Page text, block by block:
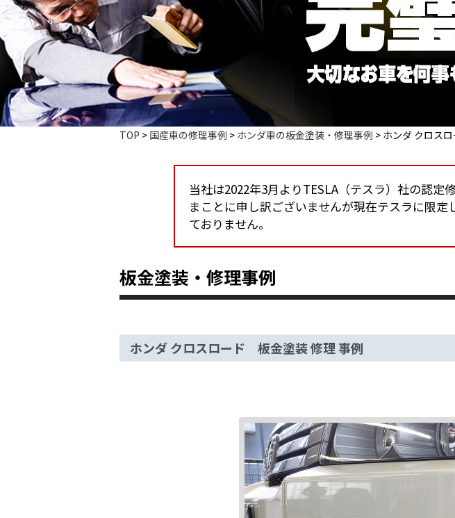
TOP > 国産車の修理事例 > ホンダ車の板金塗装・修理事例 > ホンダ クロス
当社は2022年3月よりTESLA（テスラ）社の認定
まことに申し訳ございませんが現在テスラに限
ておりません。
板金塗装・修理事例
ホンダ クロスロード 板金塗装 修理 事例